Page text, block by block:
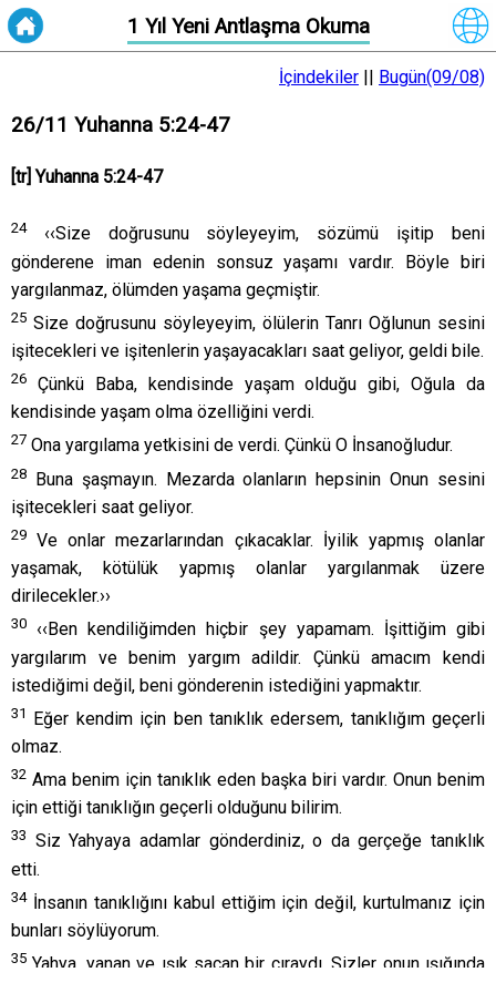
1 Yıl Yeni Antlaşma Okuma
İçindekiler || Bugün(09/08)
26/11 Yuhanna 5:24-47
[tr] Yuhanna 5:24-47
24‹‹Size doğrusunu söyleyeyim, sözümü işitip beni
gönderene iman edenin sonsuz yaşamı vardır. Böyle biri
yargılanmaz, ölümden yaşama geçmiştir.
25 Size doğrusunu söyleyeyim, ölülerin Tanrı Oğlunun sesini
işitecekleri ve işitenlerin yaşayacakları saat geliyor, geldi bile.
26
Çünkü Baba, kendisinde yaşam olduğu gibi, Oğula da
kendisinde yaşam olma özelliğini verdi.
27 Ona yargılama yetkisini de verdi. Çünkü O İnsanoğludur.
28 Buna şaşmayın. Mezarda olanların hepsinin Onun sesini
işitecekleri saat geliyor.
29 Ve onlar mezarlarından çıkacaklar. İyilik yapmış olanlar
yaşamak, kötülük yapmış olanlar yargılanmak üzere
dirilecekler.››
30
‹‹Ben kendiliğimden hiçbir şey yapamam. İşittiğim gibi
yargılarım ve benim yargım adildir. Çünkü amacım kendi
istediğimi değil, beni gönderenin istediğini yapmaktır.
31 Eğer kendim için ben tanıklık edersem, tanıklığım geçerli
olmaz.
32 Ama benim için tanıklık eden başka biri vardır. Onun benim
için ettiği tanıklığın geçerli olduğunu bilirim.
33 Siz Yahyaya adamlar gönderdiniz, o da gerçeğe tanıklık
etti.
34İnsanın tanıklığını kabul ettiğim için değil, kurtulmanız için
bunları söylüyorum.
35 Yahya, yanan ve ışık saçan bir çıraydı. Sizler onun ışığında